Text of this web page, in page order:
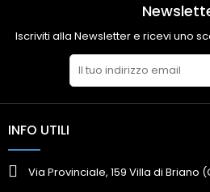
Iscriviti alla Newsletter e ricevi uno
INFO UTILI
Via Provinciale, 159 Villa di Briano